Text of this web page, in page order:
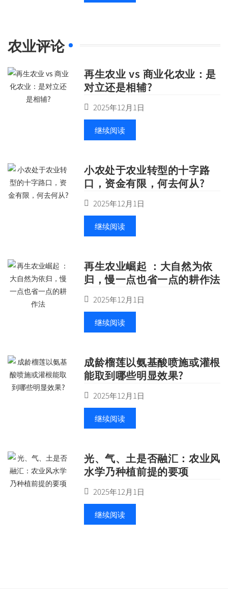
农业评论
再生农业 vs 商业化农业：是
对立还是相辅?
2025年12月1日
继续阅读
小农处于农业转型的十字路
口，资金有限，何去何从?
2025年12月1日
继续阅读
再生农业崛起 ：大自然为依
归，慢一点也省一点的耕作法
2025年12月1日
继续阅读
成龄榴莲以氨基酸喷施或灌根
能取到哪些明显效果?
2025年12月1日
继续阅读
光、气、土是否融汇：农业风
水学乃种植前提的要项
2025年12月1日
继续阅读